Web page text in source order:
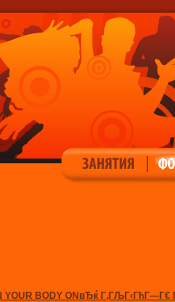
|
BODY ONвЂќ Г‚ГЉГ‹ГћГ—Г€